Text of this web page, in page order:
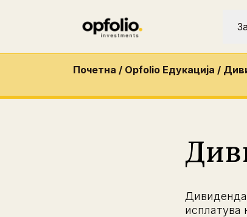
Почетна / Opfolio Едукација /
Дивиденда
исплатува